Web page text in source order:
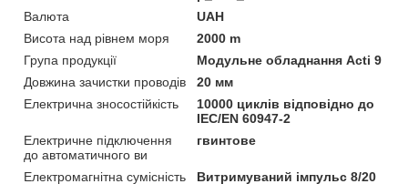
Валюта
UAH
Висота над рівнем моря
2000 m
Група продукції
Модульне обладнання Acti 9
Довжина зачистки проводів
20 мм
Електрична зносостійкість
10000 циклів відповідно до
IEC/EN 60947-2
Електричне підключення
до автоматичного ви
гвинтове
Електромагнітна сумісність
Витримуваний імпульс 8/20